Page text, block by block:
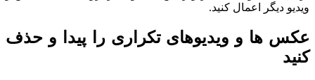
ویدیو دیگر اعمال کنید.
عکس ها و ویدیوهای تکراری را پیدا و حذف
کنید